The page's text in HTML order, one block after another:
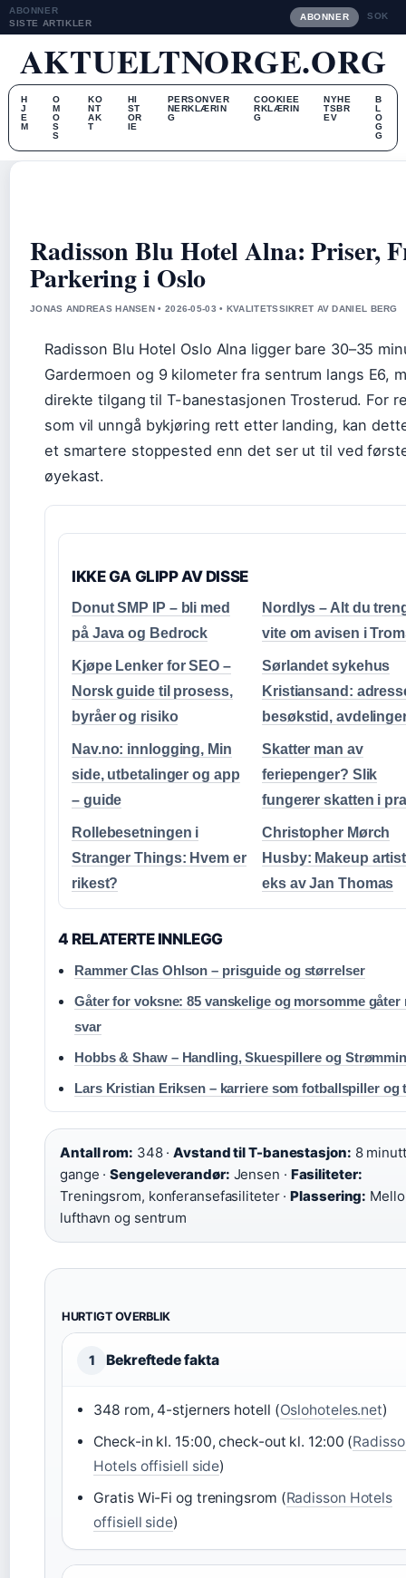
ABONNER
SISTE ARTIKLER
ABONNER SOK
AKTUELTNORGE.ORG
H
J
E
M
O
M
O
S
S
KO
NT
AK
T
HI
ST
OR
IE
PERSONVER
NERKLÆRIN
G
COOKIEE
RKLÆRIN
G
NYHE
TSBR
EV
B
L
O
G
G
Radisson Blu Hotel Alna: Priser,
Parkering i Oslo
JONAS ANDREAS HANSEN • 2026-05-03 • KVALITETSSIKRET AV DANIEL BERG
Radisson Blu Hotel Oslo Alna ligger bare 30–35
Gardermoen og 9 kilometer fra sentrum langs E6,
direkte tilgang til T-banestasjonen Trosterud. For
som vil unngå bykjøring rett etter landing, kan
et smartere stoppested enn det ser ut til ved
øyekast.
IKKE GA GLIPP AV DISSE
Donut SMP IP – bli med
på Java og Bedrock
Nordlys – Alt du
vite om avisen i
Kjøpe Lenker for SEO –
Norsk guide til prosess,
byråer og risiko
Sørlandet sykehus
Kristiansand:
besøkstid,
Nav.no: innlogging, Min
side, utbetalinger og app
– guide
Skatter man av
feriepenger? Slik
fungerer skatten i
Rollebesetningen i
Stranger Things: Hvem er
rikest?
Christopher Mørch
Husby: Makeup
eks av Jan Thomas
4 RELATERTE INNLEGG
Rammer Clas Ohlson – prisguide og størrelser
Gåter for voksne: 85 vanskelige og morsomme gåter
svar
Hobbs & Shaw – Handling, Skuespillere og
Lars Kristian Eriksen – karriere som fotballspiller og
Antall rom: 348 ·Avstand til T-banestasjon: 8
gange ·Sengeleverandør: Jensen · Fasiliteter:
Treningsrom, konferansefasiliteter ·Plassering:
lufthavn og sentrum
HURTIGT OVERBLIK
1 Bekreftede fakta
348 rom, 4-stjerners hotell (Oslohoteles.net)
Check-in kl. 15:00, check-out kl. 12:00 (
Hotels offisiell side)
Gratis Wi-Fi og treningsrom (Radisson Hotels
offisiell side)